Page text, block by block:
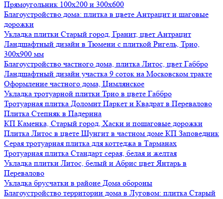
Прямоугольник 100х200 и 300х600
Благоустройство дома: плитка в цвете Антрацит и шаговые
дорожки
Укладка плитки Старый город, Гранит, цвет Антрацит
Ландшафтный дизайн в Тюмени с плиткой Ригель, Трио,
300х900 мм
Благоустройство частного дома, плитка Литос, цвет Габбро
Ландшафтный дизайн участка 9 соток на Московском тракте
Оформление частного дома, Цимлянское
Укладка тротуарной плитки Трио в цвете Габбро
Тротуарная плитка Доломит Паркет и Квадрат в Перевалово
Плитка Степняк в Падерина
КП Каменка, Старый город, Хаски и пошаговые дорожки
Плитка Литос в цвете Шунгит в частном доме КП Заповедник
Серая тротуарная плитка для коттеджа в Тарманах
Тротуарная плитка Стандарт серая, белая и желтая
Укладка плитки Литос, белый и Абрис цвет Янтарь в
Перевалово
Укладка брусчатки в районе Дома обороны
Благоустройство территории дома в Луговом: плитка Старый